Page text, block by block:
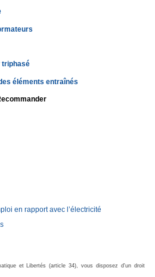
triphasé
éléments entraînés
en rapport avec l’électricité
et Libertés (article 34), vous disposez d'un droit